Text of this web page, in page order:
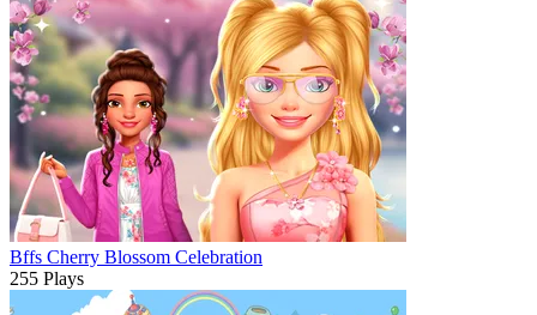
Bffs Cherry Blossom Celebration
255 Plays